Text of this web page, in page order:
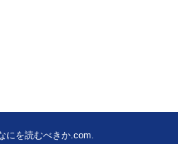
にを読むべきか.com